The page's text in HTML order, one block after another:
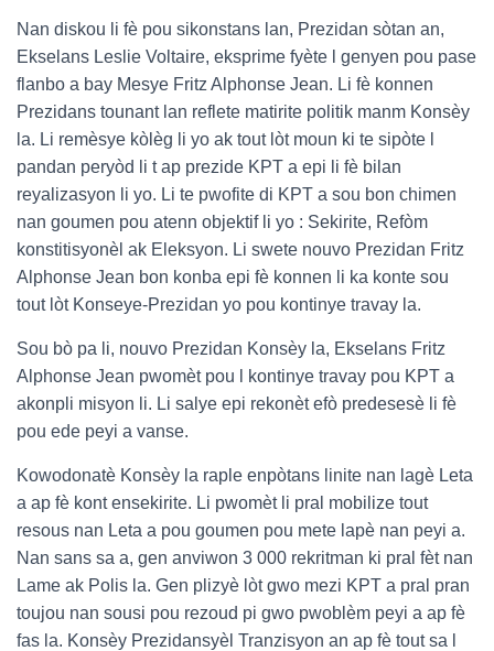
Nan diskou li fè pou sikonstans lan, Prezidan sòtan an,
Ekselans Leslie Voltaire, eksprime fyète l genyen pou pase
flanbo a bay Mesye Fritz Alphonse Jean. Li fè konnen
Prezidans tounant lan reflete matirite politik manm Konsèy
la. Li remèsye kòlèg li yo ak tout lòt moun ki te sipòte l
pandan peryòd li t ap prezide KPT a epi li fè bilan
reyalizasyon li yo. Li te pwofite di KPT a sou bon chimen
nan goumen pou atenn objektif li yo : Sekirite, Refòm
konstitisyonèl ak Eleksyon. Li swete nouvo Prezidan Fritz
Alphonse Jean bon konba epi fè konnen li ka konte sou
tout lòt Konseye-Prezidan yo pou kontinye travay la.
Sou bò pa li, nouvo Prezidan Konsèy la, Ekselans Fritz
Alphonse Jean pwomèt pou l kontinye travay pou KPT a
akonpli misyon li. Li salye epi rekonèt efò predesesè li fè
pou ede peyi a vanse.
Kowodonatè Konsèy la raple enpòtans linite nan lagè Leta
a ap fè kont ensekirite. Li pwomèt li pral mobilize tout
resous nan Leta a pou goumen pou mete lapè nan peyi a.
Nan sans sa a, gen anviwon 3 000 rekritman ki pral fèt nan
Lame ak Polis la. Gen plizyè lòt gwo mezi KPT a pral pran
toujou nan sousi pou rezoud pi gwo pwoblèm peyi a ap fè
fas la. Konsèy Prezidansyèl Tranzisyon an ap fè tout sa l